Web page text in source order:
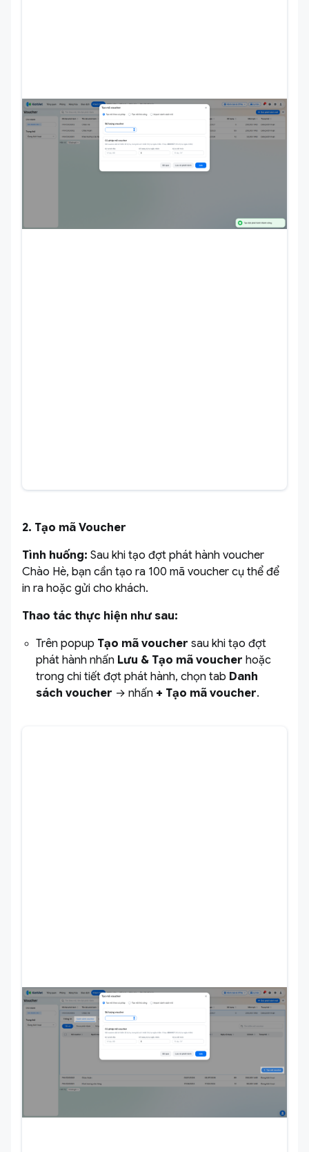
2. Tạo mã Voucher
Tình huống: Sau khi tạo đợt phát hành voucher
Chào Hè, bạn cần tạo ra 100 mã voucher cụ thể để
in ra hoặc gửi cho khách.
Thao tác thực hiện như sau:
Trên popup Tạo mã voucher sau khi tạo đợt
phát hành nhấn Lưu & Tạo mã voucher hoặc
trong chi tiết đợt phát hành, chọn tab Danh
sách voucher → nhấn + Tạo mã voucher.